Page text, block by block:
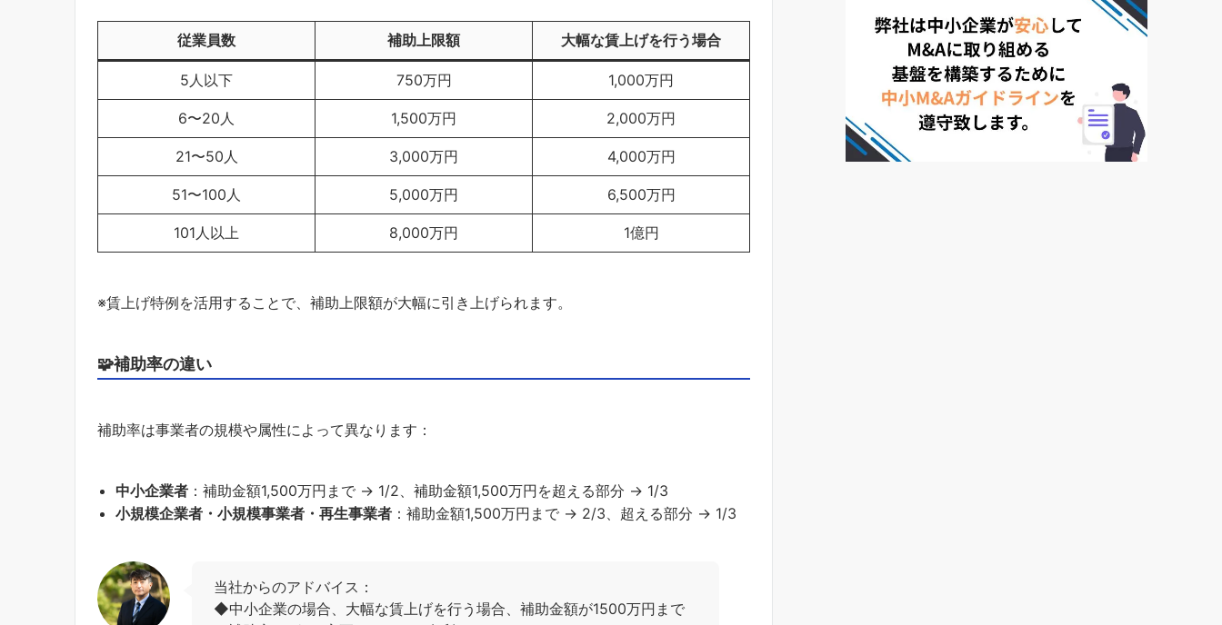
従業員数 補助上限額 大幅な賃上げを行う場合
5人以下 750万円 1,000万円
6〜20人 1,500万円 2,000万円
21〜50人 3,000万円 4,000万円
51〜100人 5,000万円 6,500万円
101人以上 8,000万円 1億円
※賃上げ特例を活用することで、補助上限額が大幅に引き上げられます。
🧩補助率の違い
補助率は事業者の規模や属性によって異なります：
中小企業者 ：補助金額1,500万円まで → 1/2、補助金額1,500万円を超える部分 → 1/3
小規模企業者・小規模事業者・再生事業者 ：補助金額1,500万円まで → 2/3、超える部分 → 1/3
当社からのアドバイス：
◆中小企業の場合、大幅な賃上げを行う場合、補助金額が1500万円まで